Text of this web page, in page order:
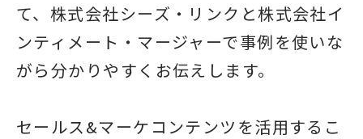
て、株式会社シーズ・リンクと株式会社イ
ンティメート・マージャーで事例を使いな
がら分かりやすくお伝えします。
セールス&マーケコンテンツを活用するこ